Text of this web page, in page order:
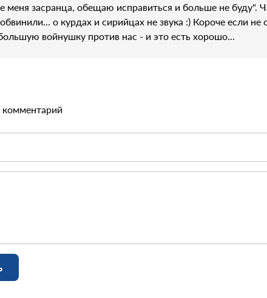
меня засранца, обещаю исправиться и больше не буду".
о курдах и сирийцах не звука :) Короче если не
войнушку против нас - и это есть хорошо...